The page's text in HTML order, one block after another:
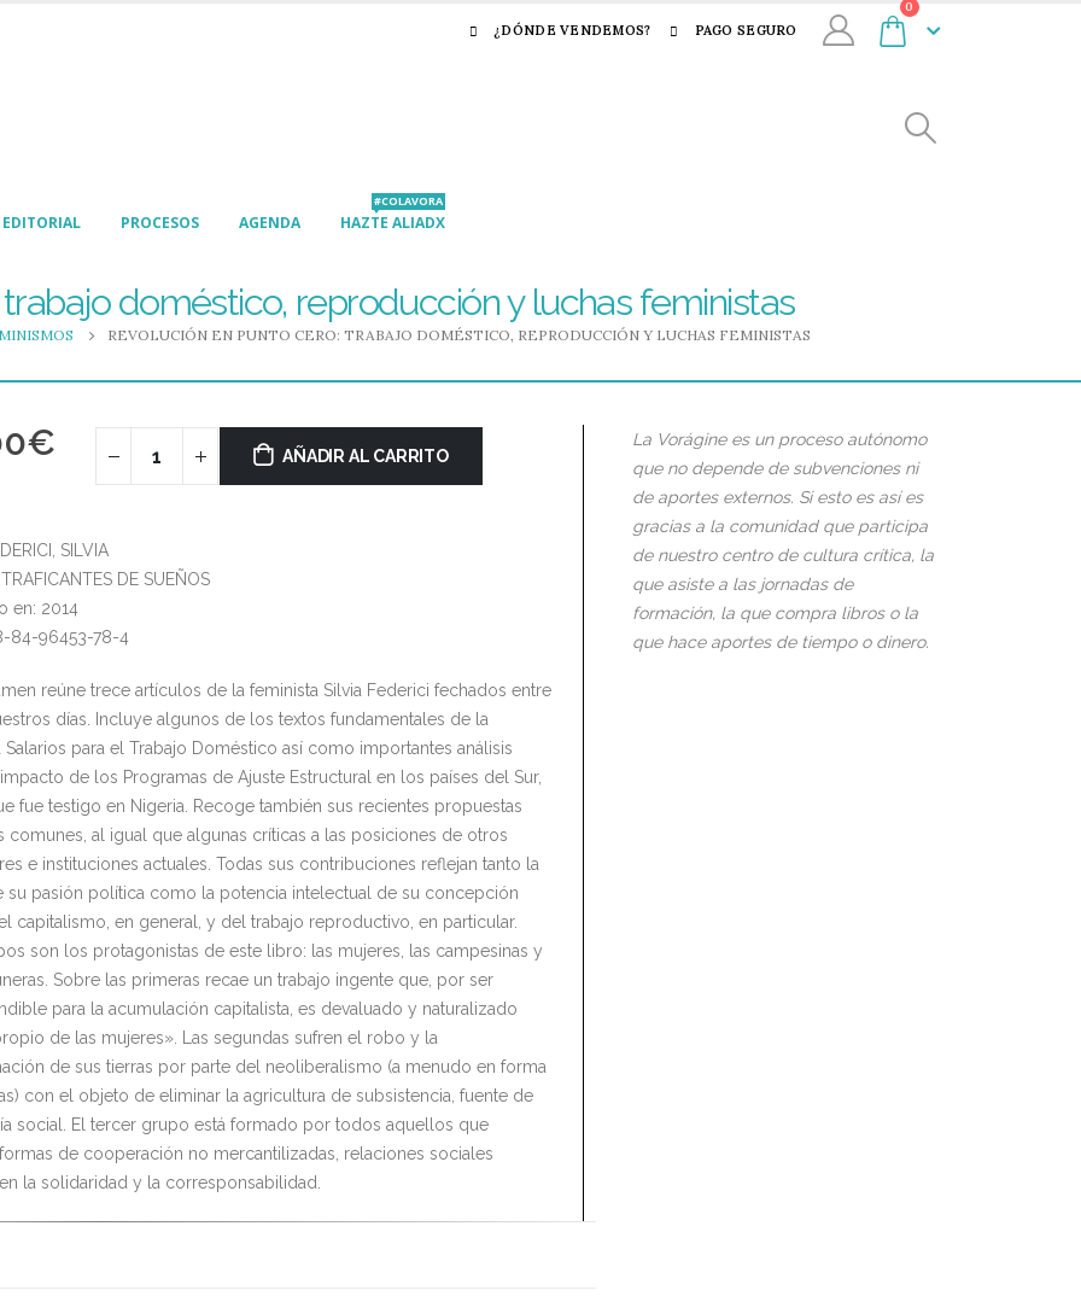
¿DÓNDE VENDEMOS? PAGO SEGURO
0
EDITORIAL PROCESOS AGENDA HAZTE ALIADX
#COLAVORA
doméstico, reproducción y luchas feministas
REVOLUCIÓN EN PUNTO CERO: TRABAJO DOMÉSTICO, REPRODUCCIÓN Y LUCHAS FEMINISTAS
€ AÑADIR AL CARRITO
SILVIA
DE SUEÑOS
en: 2014
84-96453-78-4
reúne trece artículos de la feminista Silvia Federici fechados entre
días. Incluye algunos de los textos fundamentales de la
Salarios para el Trabajo Doméstico así como importantes análisis
de los Programas de Ajuste Estructural en los países del Sur,
fue testigo en Nigeria. Recoge también sus recientes propuestas
comunes, al igual que algunas críticas a las posiciones de otros
e instituciones actuales. Todas sus contribuciones reflejan tanto la
su pasión política como la potencia intelectual de su concepción
capitalismo, en general, y del trabajo reproductivo, en particular.
son los protagonistas de este libro: las mujeres, las campesinas y
Sobre las primeras recae un trabajo ingente que, por ser
para la acumulación capitalista, es devaluado y naturalizado
de las mujeres». Las segundas sufren el robo y la
de sus tierras por parte del neoliberalismo (a menudo en forma
con el objeto de eliminar la agricultura de subsistencia, fuente de
social. El tercer grupo está formado por todos aquellos que
de cooperación no mercantilizadas, relaciones sociales
la solidaridad y la corresponsabilidad.
La Vorágine es un proceso autónomo
que no depende de subvenciones ni
de aportes externos. Si esto es así es
gracias a la comunidad que participa
de nuestro centro de cultura crítica, la
que asiste a las jornadas de
formación, la que compra libros o la
que hace aportes de tiempo o dinero.